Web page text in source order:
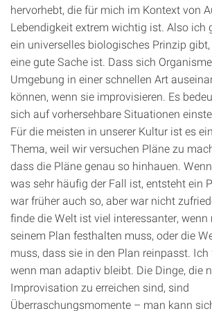
hervorhebt, die für mich im Kontext von
Lebendigkeit extrem wichtig ist. Also ich
ein universelles biologisches Prinzip
eine gute Sache ist. Dass sich
Umgebung in einer schnellen Art
können, wenn sie improvisieren. Es
sich auf vorhersehbare Situationen
Für die meisten in unserer Kultur ist es
Thema, weil wir versuchen Pläne zu
dass die Pläne genau so hinhauen.
was sehr häufig der Fall ist, entsteht ein
war früher auch so, aber war nicht
finde die Welt ist viel interessanter,
seinem Plan festhalten muss, oder die
muss, dass sie in den Plan reinpasst. Ich
wenn man adaptiv bleibt. Die Dinge, die
Improvisation zu erreichen sind, sind
Überraschungsmomente – man kann